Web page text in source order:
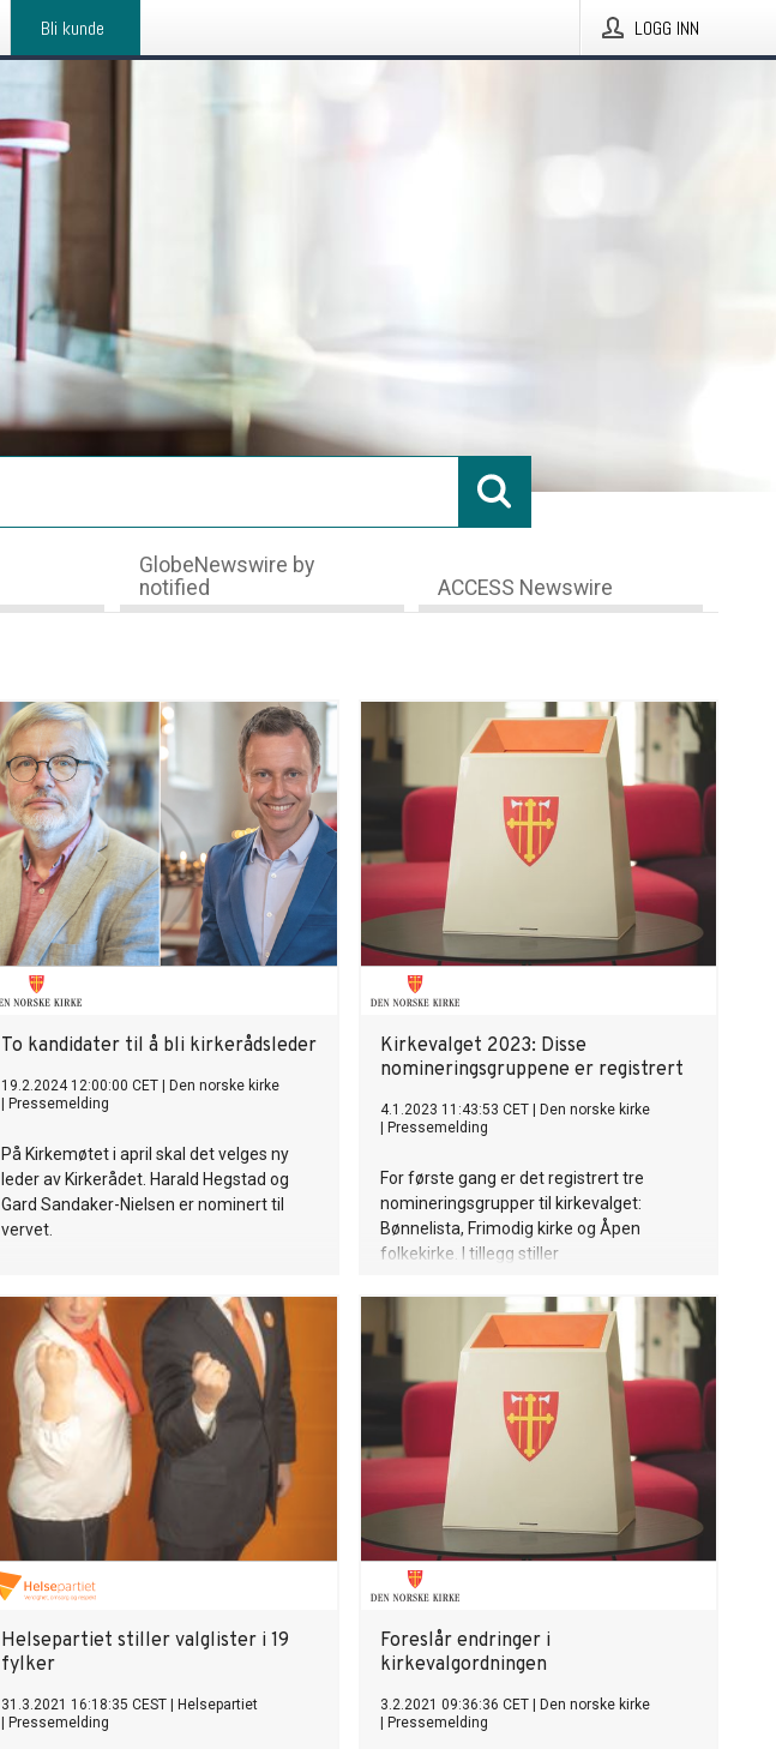
Bli kunde LOGG INN
GlobeNewswire by
notified
ACCESS Newswire
To kandidater til å bli kirkerådsleder
19.2.2024 12:00:00 CET
Den norske kirke
Pressemelding
På Kirkemøtet i april skal det velges ny
leder av Kirkerådet. Harald Hegstad og
Gard Sandaker-Nielsen er nominert til
vervet.
Kirkevalget 2023: Disse
nomineringsgruppene er registrert
4.1.2023 11:43:53 CET
Den norske kirke
Pressemelding
For første gang er det registrert tre
nomineringsgrupper til kirkevalget:
Bønnelista, Frimodig kirke og Åpen
folkekirke. I tillegg stiller
Helsepartiet stiller valglister i 19
fylker
31.3.2021 16:18:35 CEST
Helsepartiet
Pressemelding
Foreslår endringer i
kirkevalgordningen
3.2.2021 09:36:36 CET
Den norske kirke
Pressemelding